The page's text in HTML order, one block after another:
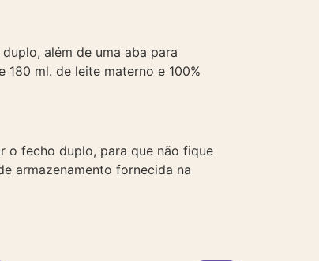
além de uma aba para
180 ml. de leite materno e 100%
o fecho duplo, para que não fique
armazenamento fornecida na